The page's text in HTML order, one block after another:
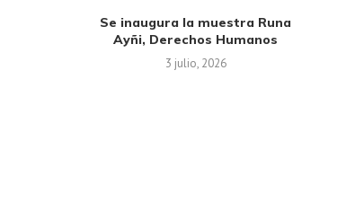
Se inaugura la muestra Runa
Ayñi, Derechos Humanos
3 julio, 2026